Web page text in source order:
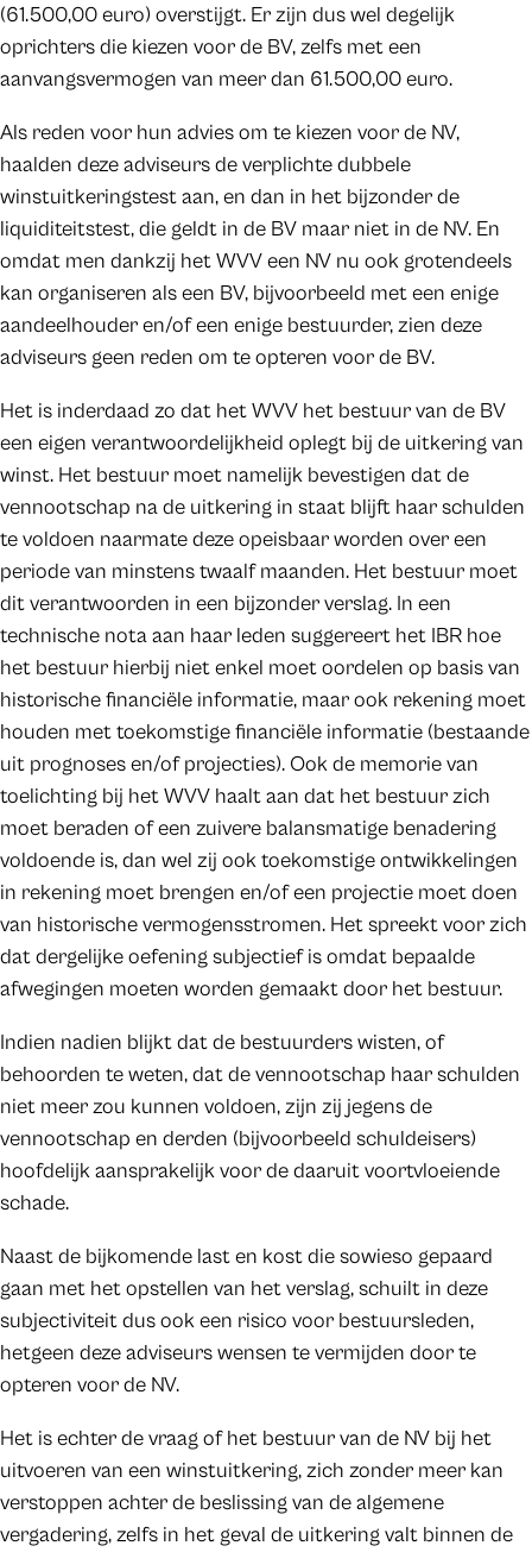
(61.500,00 euro) overstijgt. Er zijn dus wel degelijk
oprichters die kiezen voor de BV, zelfs met een
aanvangsvermogen van meer dan 61.500,00 euro.
Als reden voor hun advies om te kiezen voor de NV,
haalden deze adviseurs de verplichte dubbele
winstuitkeringstest aan, en dan in het bijzonder de
liquiditeitstest, die geldt in de BV maar niet in de NV. En
omdat men dankzij het WVV een NV nu ook grotendeels
kan organiseren als een BV, bijvoorbeeld met een enige
aandeelhouder en/of een enige bestuurder, zien deze
adviseurs geen reden om te opteren voor de BV.
Het is inderdaad zo dat het WVV het bestuur van de BV
een eigen verantwoordelijkheid oplegt bij de uitkering van
winst. Het bestuur moet namelijk bevestigen dat de
vennootschap na de uitkering in staat blijft haar schulden
te voldoen naarmate deze opeisbaar worden over een
periode van minstens twaalf maanden. Het bestuur moet
dit verantwoorden in een bijzonder verslag. In een
technische nota aan haar leden suggereert het IBR hoe
het bestuur hierbij niet enkel moet oordelen op basis van
historische financiële informatie, maar ook rekening moet
houden met toekomstige financiële informatie (bestaande
uit prognoses en/of projecties). Ook de memorie van
toelichting bij het WVV haalt aan dat het bestuur zich
moet beraden of een zuivere balansmatige benadering
voldoende is, dan wel zij ook toekomstige ontwikkelingen
in rekening moet brengen en/of een projectie moet doen
van historische vermogensstromen. Het spreekt voor zich
dat dergelijke oefening subjectief is omdat bepaalde
afwegingen moeten worden gemaakt door het bestuur.
Indien nadien blijkt dat de bestuurders wisten, of
behoorden te weten, dat de vennootschap haar schulden
niet meer zou kunnen voldoen, zijn zij jegens de
vennootschap en derden (bijvoorbeeld schuldeisers)
hoofdelijk aansprakelijk voor de daaruit voortvloeiende
schade.
Naast de bijkomende last en kost die sowieso gepaard
gaan met het opstellen van het verslag, schuilt in deze
subjectiviteit dus ook een risico voor bestuursleden,
hetgeen deze adviseurs wensen te vermijden door te
opteren voor de NV.
Het is echter de vraag of het bestuur van de NV bij het
uitvoeren van een winstuitkering, zich zonder meer kan
verstoppen achter de beslissing van de algemene
vergadering, zelfs in het geval de uitkering valt binnen de